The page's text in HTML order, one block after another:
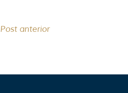
Post anterior